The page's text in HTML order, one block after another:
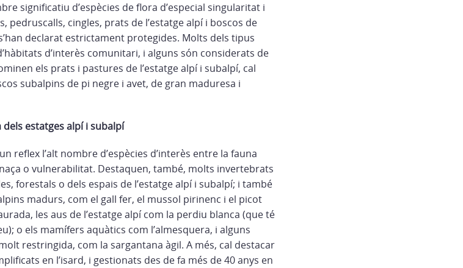
significatiu d’espècies de flora d’especial singularitat i
pedruscalls, cingles, prats de l’estatge alpí i boscos de
declarat estrictament protegides. Molts dels tipus
d’interès comunitari, i alguns són considerats de
els prats i pastures de l’estatge alpí i subalpí, cal
subalpins de pi negre i avet, de gran maduresa i
estatges alpí i subalpí
reflex l’alt nombre d’espècies d’interès entre la fauna
o vulnerabilitat. Destaquen, també, molts invertebrats
forestals o dels espais de l’estatge alpí i subalpí; i també
madurs, com el gall fer, el mussol pirinenc i el picot
les aus de l’estatge alpí com la perdiu blanca (que té
o els mamífers aquàtics com l’almesquera, i alguns
restringida, com la sargantana àgil. A més, cal destacar
en l’isard, i gestionats des de fa més de 40 anys en